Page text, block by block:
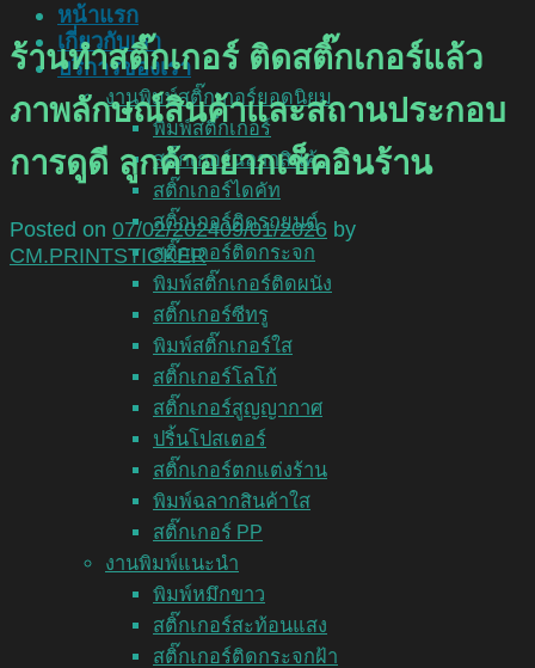
หน้าแรก
เกี่ยวกับเรา
บริการของเรา
งานพิมพ์สติ๊กเกอร์ยอดนิยม
พิมพ์สติ๊กเกอร์
สติ๊กเกอร์ฉลากสินค้า
สติ๊กเกอร์ไดคัท
สติ๊กเกอร์ติดรถยนต์
สติ๊กเกอร์ติดกระจก
พิมพ์สติ๊กเกอร์ติดผนัง
สติ๊กเกอร์ซีทรู
พิมพ์สติ๊กเกอร์ใส
สติ๊กเกอร์โลโก้
สติ๊กเกอร์สูญญากาศ
ปริ้นโปสเตอร์
สติ๊กเกอร์ตกแต่งร้าน
พิมพ์ฉลากสินค้าใส
สติ๊กเกอร์ PP
งานพิมพ์แนะนำ
พิมพ์หมึกขาว
สติ๊กเกอร์สะท้อนแสง
สติ๊กเกอร์ติดกระจกฝ้า
ร้านทำสติ๊กเกอร์ ติดสติ๊กเกอร์แล้ว
ภาพลักษณ์สินค้าและสถานประกอบ
การดูดี ลูกค้าอยากเช็คอินร้าน
Posted on 07/02/202409/01/2026 by
CM.PRINTSTICKER